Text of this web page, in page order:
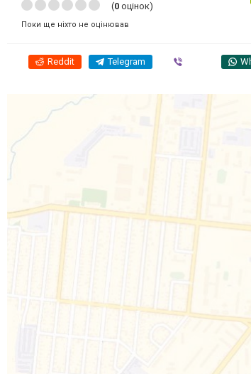
(0 оцінок)
Поки ще ніхто не оцінював
Reddit Telegram